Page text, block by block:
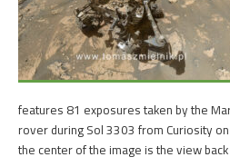
features 81 exposures taken by the
rover during Sol 3303 from Curiosity
the center of the image is the view